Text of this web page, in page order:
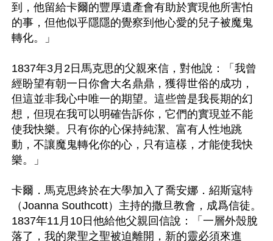
到，他留給卡爾的豐厚遺產會有助於實現他所害怕
的事，但他似乎隱隱的覺察到他心愛的兒子被魔鬼
轉化。」
1837年3月2日馬克思的父親來信，對他說：「我曾
經盼望有朝一日你會大名鼎鼎，獲得世俗的成功，
但這並非我心中唯一的期望。這些曾是我長期的幻
想，但現在我可以明確告訴你，它們的實現並不能
使我快樂。只有你的心保持純潔、富有人性地跳
動，不讓魔鬼轉化你的心，只有這樣，才能使我快
樂。」
卡爾．馬克思終於在大學加入了喬安娜．紹斯寇特
（Joanna Southcott）主持的撒旦教會，成爲信徒。
1837年11月10日他給他父親回信說：「一層外殼脫
落了，我的衆聖之聖被迫離開，新的靈必須來進